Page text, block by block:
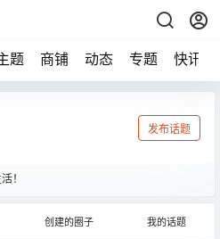
题 商铺 动态 专题 快讯
发布话题
！
创建的圈子 我的话题